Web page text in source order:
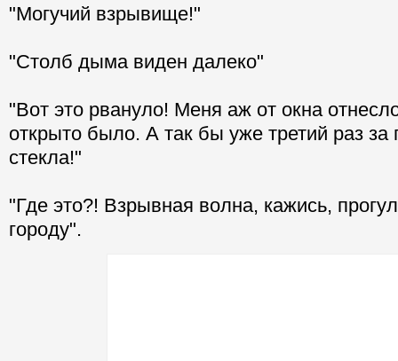
"Могучий взрывище!"
"Столб дыма виден далеко"
"Вот это рвануло! Меня аж от окна
открыто было. А так бы уже третий раз за
стекла!"
"Где это?! Взрывная волна, кажись,
городу".